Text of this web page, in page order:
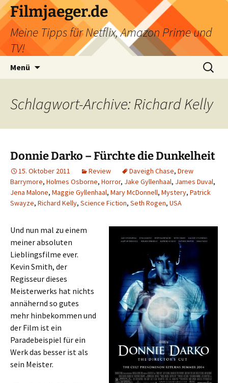
Filmjaeger.de
Meine Tipps für Netflix, Amazon Prime und
TV!
Menü
Suche
nach:
Schlagwort-Archive: Richard Kelly
Donnie Darko – Fürchte die Dunkelheit
15. Oktober 2011 Review Daveigh Chase, Drew
Barrymore, Holmes Osborne, Horror, Jake Gyllenhaal, James Duval,
Jena Malone, Maggie Gyllenhaal, Mary McDonnell, Mystery, Patrick
Swayze, Richard Kelly, Science Fiction, Seth Rogen, USA
Und nun mal zu einem
meiner absoluten
Lieblingsfilme ever.
Kevin Smith, der
Regisseur dieses
Meisterwerks hat nichts
annähernd so gutes
mehr hinbekommen und
der Film ist ein
Paradebeispiel für ein
Werk das besser ist als
sein Meister.